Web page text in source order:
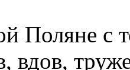
Поляне с
вдов,